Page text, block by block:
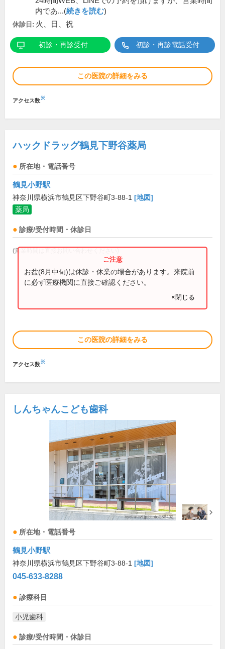
内であ...(続きを読む)
休診日: 火、日、祝
初診・再診受付 初診・再診電話受付
この医院の詳細をみる
アクセス数※
ハックドラッグ鶴見下野谷薬局
所在地・電話番号
鶴見小野駅
神奈川県横浜市鶴見区下野谷町3-88-1 [地図]
薬局
診療/受付時間・休診日
(営業時間は直接お問い合わせください)
お盆(8月中旬)は休診・休業の場合があります。来院前
に必ず医療機関に直接ご確認ください。
×閉じる
この医院の詳細をみる
アクセス数※
しんちゃんこども歯科
所在地・電話番号
鶴見小野駅
神奈川県横浜市鶴見区下野谷町3-88-1 [地図]
045-633-8288
診療科目
小児歯科
診療/受付時間・休診日